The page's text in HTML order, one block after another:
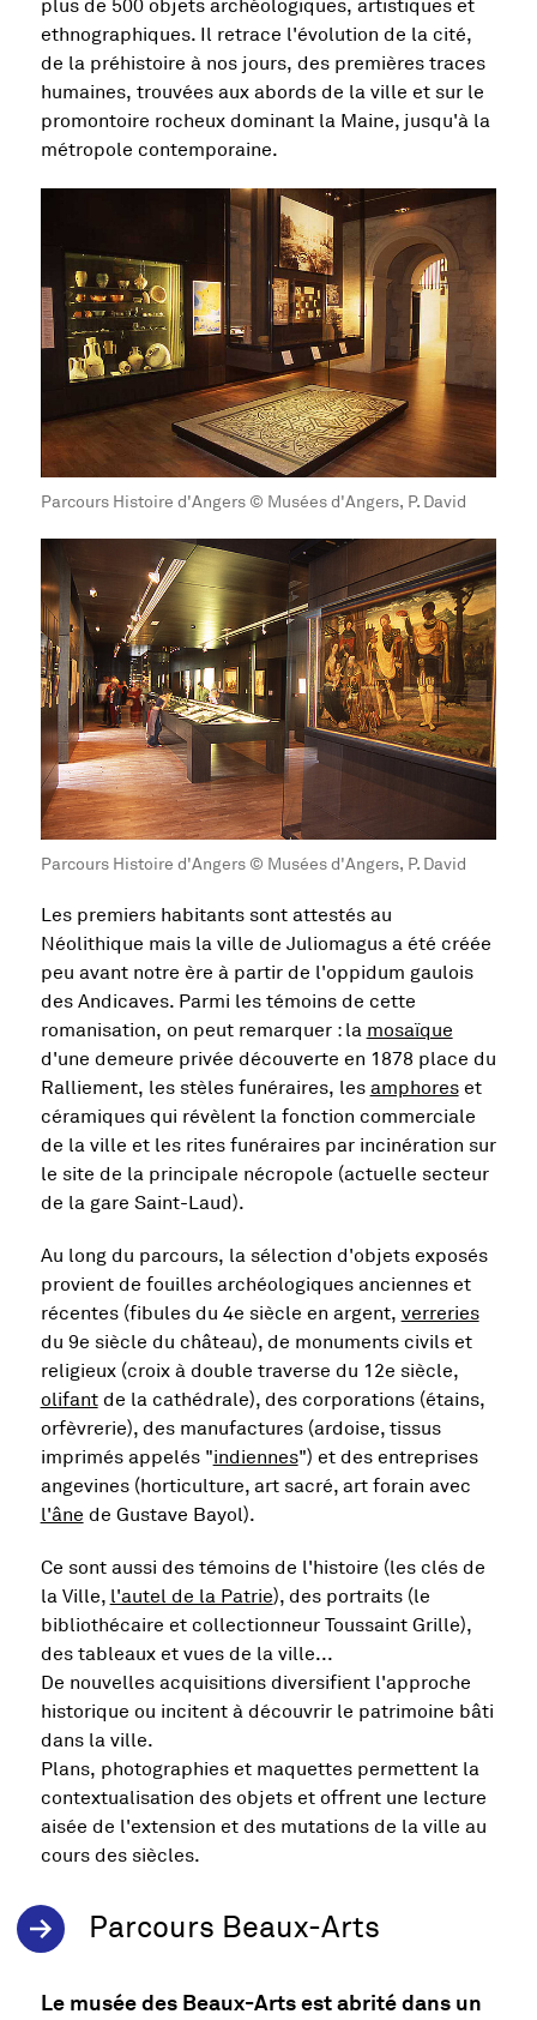
plus de 500 objets archéologiques, artistiques et
ethnographiques. Il retrace l'évolution de la cité,
de la préhistoire à nos jours, des premières traces
humaines, trouvées aux abords de la ville et sur le
promontoire rocheux dominant la Maine, jusqu'à la
métropole contemporaine.
Parcours Histoire d'Angers © Musées d'Angers, P. David
Parcours Histoire d'Angers © Musées d'Angers, P. David
Les premiers habitants sont attestés au
Néolithique mais la ville de Juliomagus a été créée
peu avant notre ère à partir de l'oppidum gaulois
des Andicaves. Parmi les témoins de cette
romanisation, on peut remarquer : la mosaïque
d'une demeure privée découverte en 1878 place du
Ralliement, les stèles funéraires, les amphoreset
céramiques qui révèlent la fonction commerciale
de la ville et les rites funéraires par incinération sur
le site de la principale nécropole (actuelle secteur
de la gare Saint-Laud).
Au long du parcours, la sélection d'objets exposés
provient de fouilles archéologiques anciennes et
récentes (fibules du 4e siècle en argent, verreries
du 9e siècle du château), de monuments civils et
religieux (croix à double traverse du 12e siècle,
olifantde la cathédrale), des corporations (étains,
orfèvrerie), des manufactures (ardoise, tissus
imprimés appelés "indiennes") et des entreprises
angevines (horticulture, art sacré, art forain avec
l'âne de Gustave Bayol).
Ce sont aussi des témoins de l'histoire (les clés de
la Ville, l'autel de la Patrie), des portraits (le
bibliothécaire et collectionneur Toussaint Grille),
des tableaux et vues de la ville...
De nouvelles acquisitions diversifient l'approche
historique ou incitent à découvrir le patrimoine bâti
dans la ville.
Plans, photographies et maquettes permettent la
contextualisation des objets et offrent une lecture
aisée de l'extension et des mutations de la ville au
cours des siècles.
Parcours Beaux-Arts
Le musée des Beaux-Arts est abrité dans un